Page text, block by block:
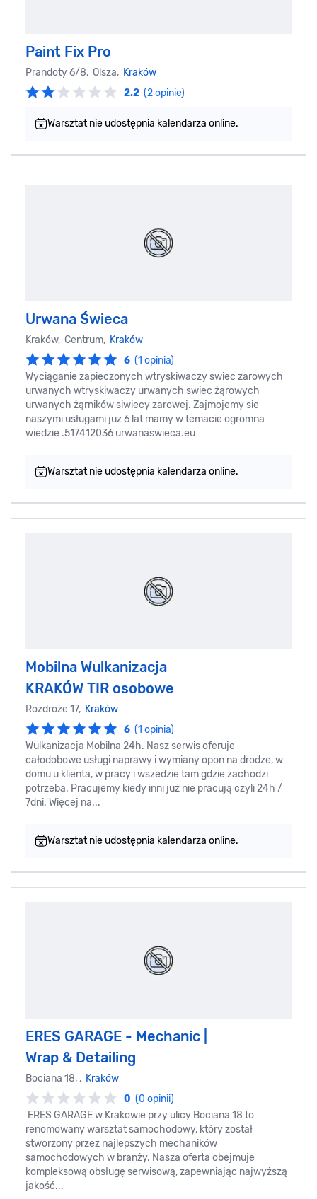
Paint Fix Pro
Prandoty 6/8, Olsza, Kraków
2.2 (2 opinie)
Warsztat nie udostępnia kalendarza online.
Urwana Świeca
Kraków, Centrum, Kraków
6 (1 opinia)
Wyciąganie zapieczonych wtryskiwaczy swiec zarowych
urwanych wtryskiwaczy urwanych swiec żąrowych
urwanych żąrników siwiecy zarowej. Zajmojemy sie
naszymi usługami juz 6 lat mamy w temacie ogromna
wiedzie .517412036 urwanaswieca.eu
Warsztat nie udostępnia kalendarza online.
Mobilna Wulkanizacja
KRAKÓW TIR osobowe
Rozdroże 17, Kraków
6 (1 opinia)
Wulkanizacja Mobilna 24h. Nasz serwis oferuje
całodobowe usługi naprawy i wymiany opon na drodze, w
domu u klienta, w pracy i wszedzie tam gdzie zachodzi
potrzeba. Pracujemy kiedy inni już nie pracują czyli 24h /
7dni. Więcej na...
Warsztat nie udostępnia kalendarza online.
ERES GARAGE - Mechanic |
Wrap & Detailing
Bociana 18, , Kraków
0 (0 opinii)
ERES GARAGE w Krakowie przy ulicy Bociana 18 to
renomowany warsztat samochodowy, który został
stworzony przez najlepszych mechaników
samochodowych w branży. Nasza oferta obejmuje
kompleksową obsługę serwisową, zapewniając najwyższą
jakość...